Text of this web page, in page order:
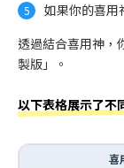
如果你的喜用
透過結合喜用神，
製版」。
以下表格展示了不
喜